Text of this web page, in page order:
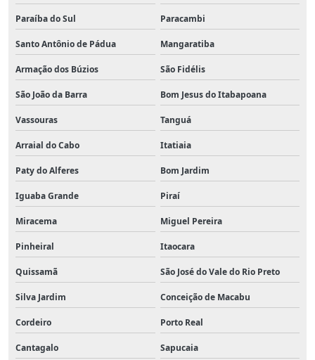
Paraíba do Sul Paracambi
Santo Antônio de Pádua Mangaratiba
Armação dos Búzios São Fidélis
São João da Barra Bom Jesus do Itabapoana
Vassouras Tanguá
Arraial do Cabo Itatiaia
Paty do Alferes Bom Jardim
Iguaba Grande Piraí
Miracema Miguel Pereira
Pinheiral Itaocara
Quissamã São José do Vale do Rio Preto
Silva Jardim Conceição de Macabu
Cordeiro Porto Real
Cantagalo Sapucaia